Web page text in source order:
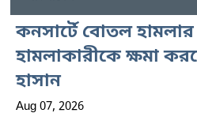
কনসার্টে বোতল
হামলাকারীকে ক্ষমা
হাসান
Aug 07, 2026